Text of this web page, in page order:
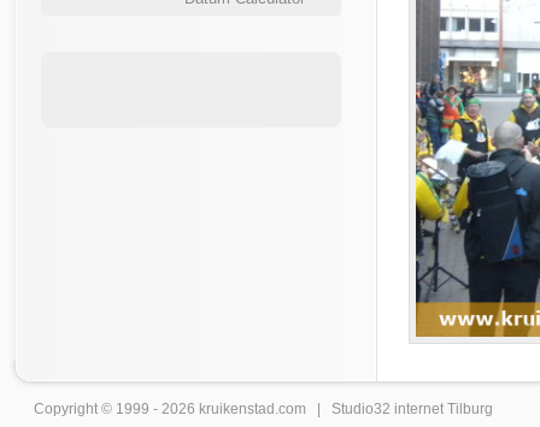
Copyright © 1999 - 2026 kruikenstad .com | Studio32 internet Tilburg